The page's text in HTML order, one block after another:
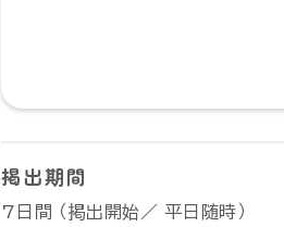
掲出期間
7日間 （掲出開始／ 平日随時）